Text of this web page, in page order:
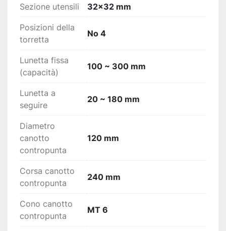
Sezione utensili 32x32 mm
Posizioni della
torretta
No 4
Lunetta fissa
(capacità)
100 ~ 300 mm
Lunetta a
seguire
20 ~ 180 mm
Diametro
canotto
contropunta
120 mm
Corsa canotto
contropunta
240 mm
Cono canotto
contropunta
MT 6